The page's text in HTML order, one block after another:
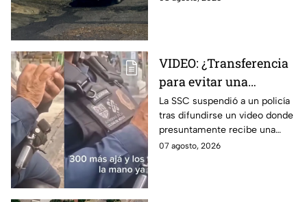
VIDEO: ¿Transferencia
para evitar una
sanción? SSC suspende
a policía y abre
investigación
La SSC suspendió a un policía
tras difundirse un video donde
presuntamente recibe una
transferencia para evitar una
07 agosto, 2026